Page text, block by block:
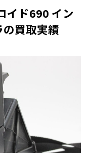
イド690 イン
買取実績